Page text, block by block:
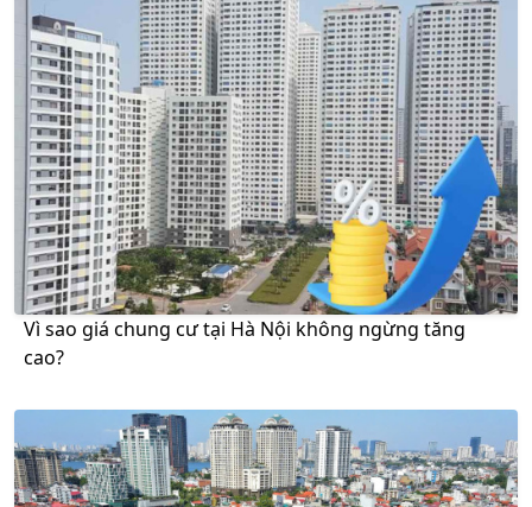
Vì sao giá chung cư tại Hà Nội không ngừng tăng
cao?